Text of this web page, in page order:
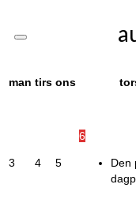
man tirs ons
3 4 5
6
Den